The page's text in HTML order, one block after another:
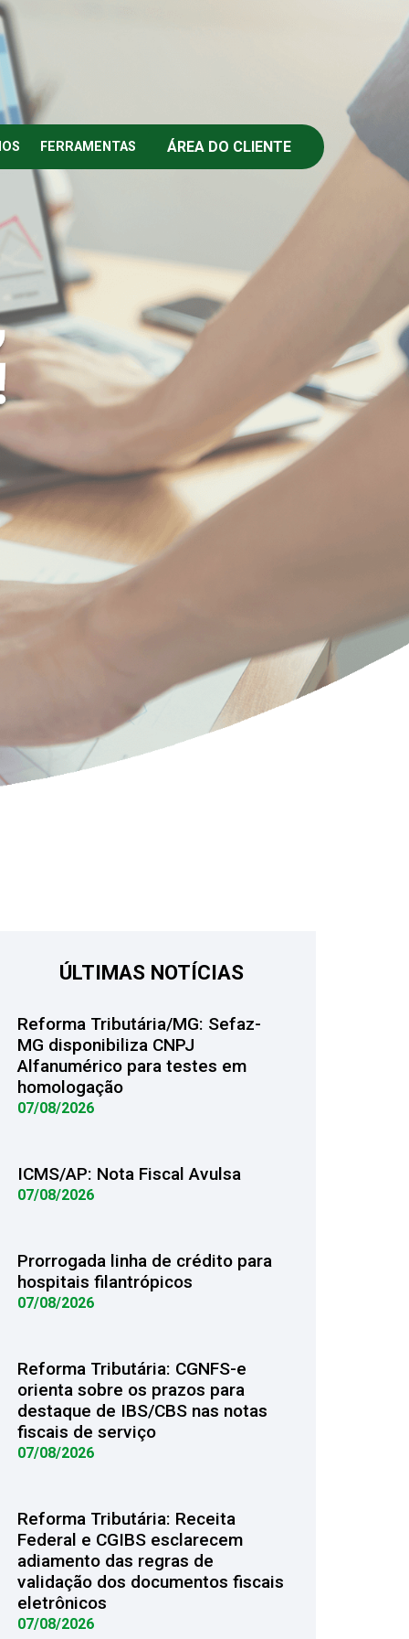
FERRAMENTAS ÁREA DO CLIENTE
ÚLTIMAS NOTÍCIAS
Reforma Tributária/MG: Sefaz-
MG disponibiliza CNPJ
Alfanumérico para testes em
homologação
07/08/2026
ICMS/AP: Nota Fiscal Avulsa
07/08/2026
Prorrogada linha de crédito para
hospitais filantrópicos
07/08/2026
Reforma Tributária: CGNFS-e
orienta sobre os prazos para
destaque de IBS/CBS nas notas
fiscais de serviço
07/08/2026
Reforma Tributária: Receita
Federal e CGIBS esclarecem
adiamento das regras de
validação dos documentos fiscais
eletrônicos
07/08/2026